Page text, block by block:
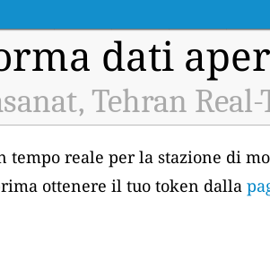
dati
Tehran
tempo reale per la stazione di
ottenere il tuo token dalla